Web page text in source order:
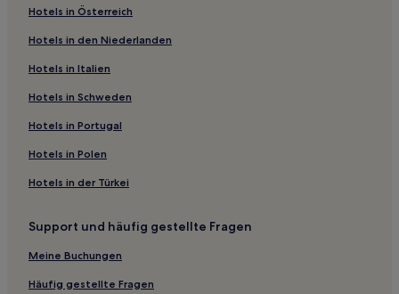
Baltic Hotels
Newton Hotels
Hotels nahe University of Prince Edward Island
Prince Edward Island: Hotels
Albion Hotels
Ocean View Hotels
Vogelinsel Hotels
Cambridge Hotels
Hamilton Hotels
Hotels nahe Wax World of the Stars
Hotels in Österreich
Hotels in den Niederlanden
Hotels in Italien
Hotels in Schweden
Hotels in Portugal
Hotels in Polen
Hotels in der Türkei
Support und häufig gestellte Fragen
Meine Buchungen
Häufig gestellte Fragen